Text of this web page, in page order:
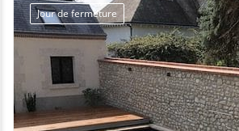
Jour de fermeture